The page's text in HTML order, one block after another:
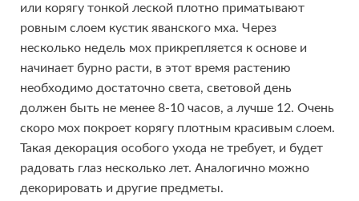
или корягу тонкой леской плотно приматывают
ровным слоем кустик яванского мха. Через
несколько недель мох прикрепляется к основе и
начинает бурно расти, в этот время растению
необходимо достаточно света, световой день
должен быть не менее 8-10 часов, а лучше 12. Очень
скоро мох покроет корягу плотным красивым слоем.
Такая декорация особого ухода не требует, и будет
радовать глаз несколько лет. Аналогично можно
декорировать и другие предметы.